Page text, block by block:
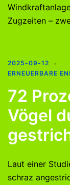
Zugzeiten –
2025-09-12
ERNEUERBARE
72
Vögel
Laut einer
schraz